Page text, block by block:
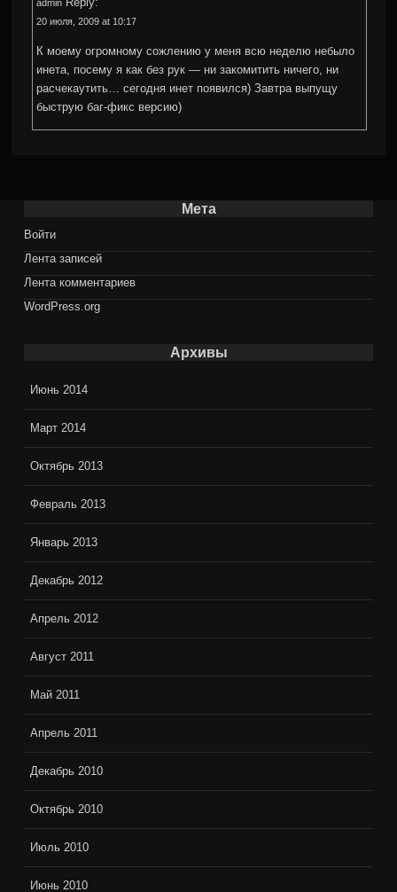
admin
20 июля, 2009 at 10:17
К моему огромному сожлению у меня всю неделю небыло
инета, посему я как без рук — ни закомитить ничего, ни
расчекаутить… сегодня инет появился) Завтра выпущу
быструю баг-фикс версию)
Мета
Войти
Лента записей
Лента комментариев
WordPress.org
Архивы
Июнь 2014
Март 2014
Октябрь 2013
Февраль 2013
Январь 2013
Декабрь 2012
Апрель 2012
Август 2011
Май 2011
Апрель 2011
Декабрь 2010
Октябрь 2010
Июль 2010
Июнь 2010